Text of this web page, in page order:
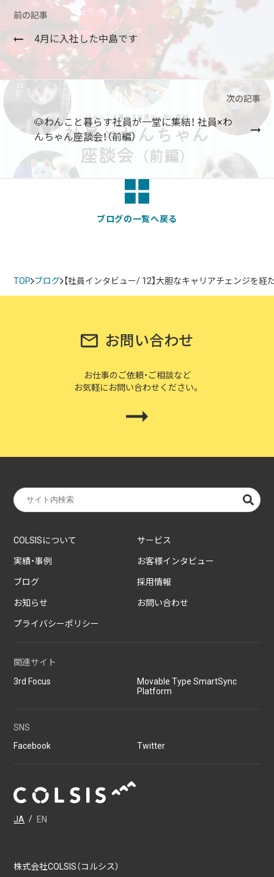
前の記事
4月に入社した中島です
次の記事
🐶わんこと暮らす社員が一堂に集結！ 社員×わ
んちゃん座談会！（前編）
ブログの一覧へ戻る
TOP ブログ 【社員インタビュー/ 12】大胆なキャリアチェンジを経
お問い合わせ
お仕事のご依頼・ご相談など
お気軽にお問い合わせください。
JA / EN
株式会社COLSIS（コルシス）
COLSISについて サービス
実績・事例 お客様インタビュー
ブログ 採用情報
お知らせ お問い合わせ
プライバシーポリシー
関連サイト
3rd Focus
Movable Type SmartSync
Platform
SNS
Facebook
Twitter